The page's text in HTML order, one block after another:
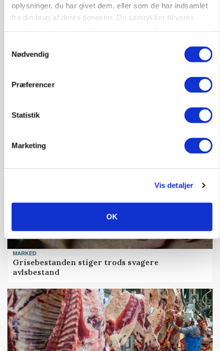
oplysninger, du har givet dem, eller som de har indsamlet
fra din brug af deres tjenester. Du samtykker til vores
Nødvendig
Præferencer
Statistik
Marketing
Vis detaljer
OK
Før såmaskinen kører: Her er efterårets største
skadedyrsrisici
MARKED
Grisebestanden stiger trods svagere
avlsbestand